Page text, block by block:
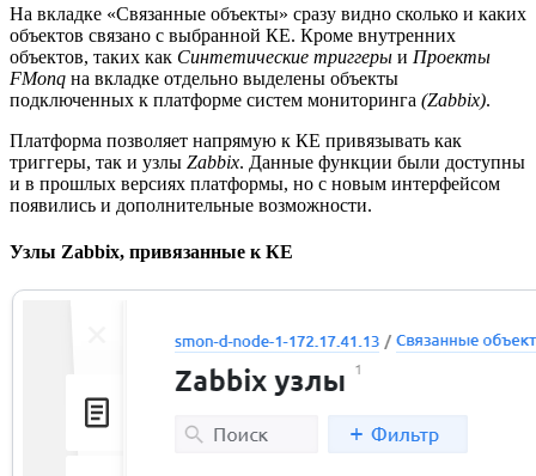
На вкладке «Связанные объекты» сразу видно сколько и каких
объектов связано с выбранной КЕ. Кроме внутренних
объектов, таких как Синтетические триггеры и Проекты
FMonq на вкладке отдельно выделены объекты
подключенных к платформе систем мониторинга (Zabbix).
Платформа позволяет напрямую к КЕ привязывать как
триггеры, так и узлы Zabbix. Данные функции были доступны
и в прошлых версиях платформы, но с новым интерфейсом
появились и дополнительные возможности.
Узлы Zabbix, привязанные к КЕ